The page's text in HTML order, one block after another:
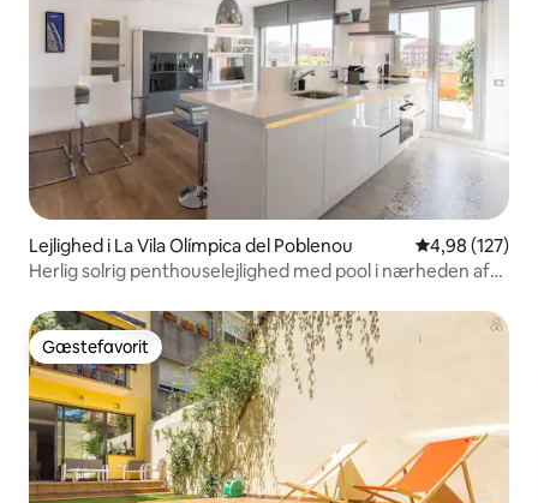
Lejlighed i La Vila Olímpica del Poblenou 4,98 ud af 5 i
4,98 (127)
Herlig solrig penthouselejlighed med pool i nærheden af
Gæstefavorit
Gæstefavorit